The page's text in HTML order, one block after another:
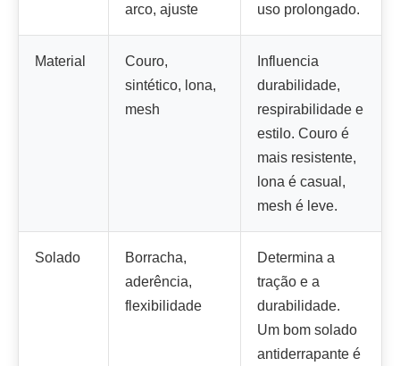
arco, ajuste
uso prolongado.
Material
Couro,
sintético, lona,
mesh
Influencia
durabilidade,
respirabilidade e
estilo. Couro é
mais resistente,
lona é casual,
mesh é leve.
Solado
Borracha,
aderência,
flexibilidade
Determina a
tração e a
durabilidade.
Um bom solado
antiderrapante é